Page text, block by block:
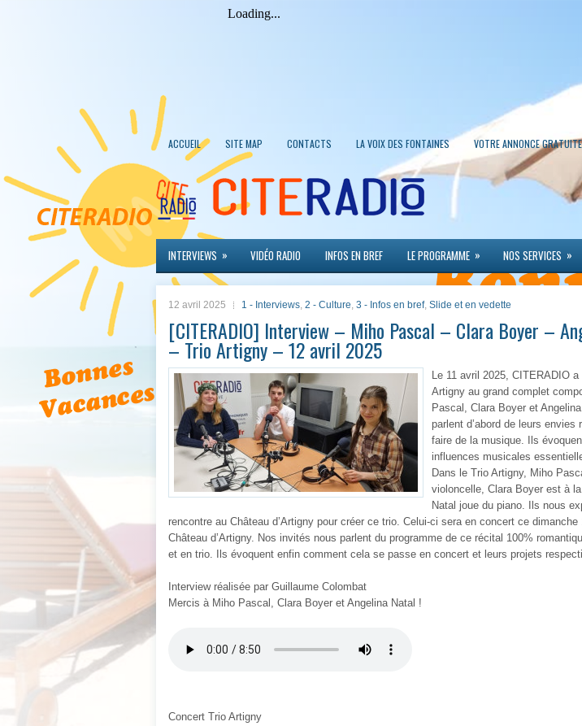
ACCUEIL SITE MAP CONTACTS LA VOIX DES FONTAINES VOTRE ANNONCE
INTERVIEWS » VIDÉO RADIO INFOS EN BREF LE PROGRAMME » NOS SERVICES »
12 avril 2025 1 - Interviews, 2 - Culture, 3 - Infos en bref, Slide et en vedette
[CITERADIO] Interview – Miho Pascal – Clara Boyer –
– Trio Artigny – 12 avril 2025
Le 11 avril 2025, CITERADIO
Artigny au grand complet
Pascal, Clara Boyer et
parlent d’abord de leurs envies
faire de la musique. Ils
influences musicales
Dans le Trio Artigny, Miho
violoncelle, Clara Boyer est à
Natal joue du piano. Ils nous
rencontre au Château d’Artigny pour créer ce trio. Celui-ci sera en concert ce
Château d’Artigny. Nos invités nous parlent du programme de ce récital 100%
et en trio. Ils évoquent enfin comment cela se passe en concert et leurs projets
Interview réalisée par Guillaume Colombat
Mercis à Miho Pascal, Clara Boyer et Angelina Natal !
Concert Trio Artigny